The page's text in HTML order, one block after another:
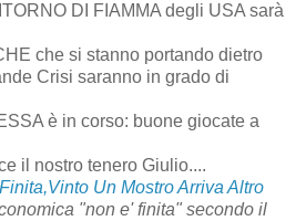
DI FIAMMA degli USA sarà
che si stanno portando dietro
Crisi saranno in grado di
è in corso: buone giocate a
il nostro tenero Giulio....
Un Mostro Arriva Altro
"non e' finita" secondo il